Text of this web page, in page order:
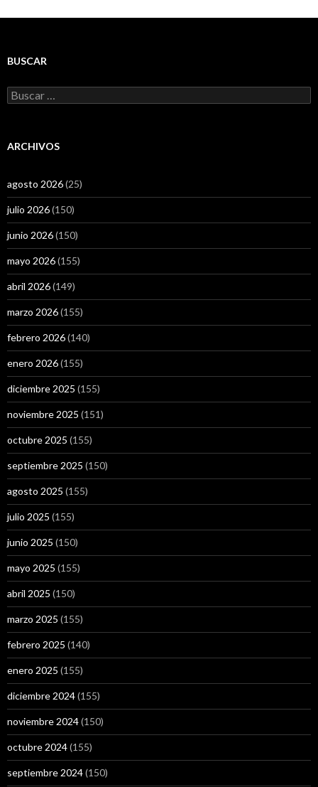
BUSCAR
Buscar:
ARCHIVOS
agosto 2026(25)
julio 2026(150)
junio 2026(150)
mayo 2026(155)
abril 2026(149)
marzo 2026(155)
febrero 2026(140)
enero 2026(155)
diciembre 2025 (155)
noviembre 2025 (151)
octubre 2025 (155)
septiembre 2025 (150)
agosto 2025 (155)
julio 2025 (155)
junio 2025 (150)
mayo 2025 (155)
abril 2025 (150)
marzo 2025 (155)
febrero 2025 (140)
enero 2025 (155)
diciembre 2024(155)
noviembre 2024(150)
octubre 2024(155)
septiembre 2024(150)